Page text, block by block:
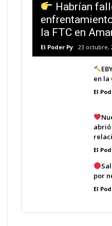
Habrían
la FTC en
El Poder Py 23 octubre,
en la
El
abrió
El
por
El